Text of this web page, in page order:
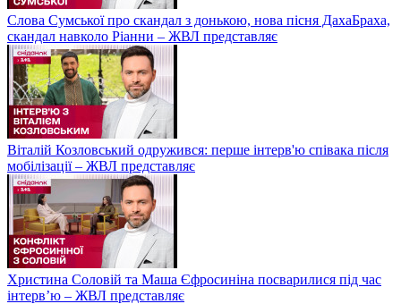
Слова Сумської про скандал з донькою, нова пісня ДахаБраха,
скандал навколо Ріанни – ЖВЛ представляє
Віталій Козловський одружився: перше інтерв'ю співака після
мобілізації – ЖВЛ представляє
Христина Соловій та Маша Єфросиніна посварилися під час
інтерв’ю – ЖВЛ представляє